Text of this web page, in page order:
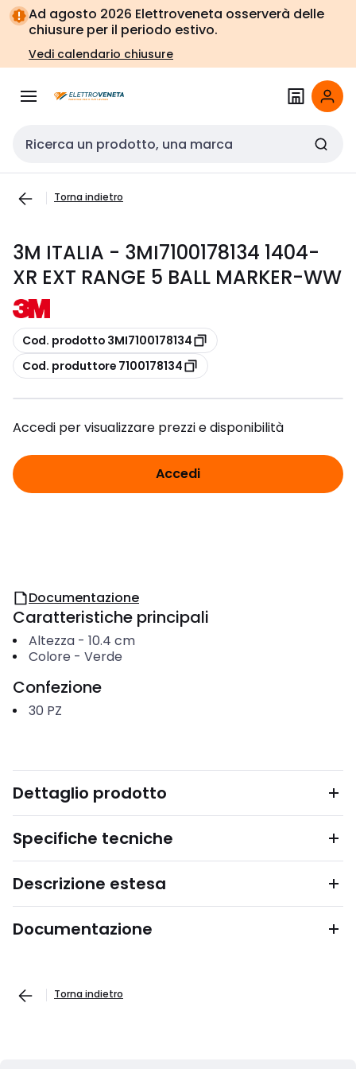
Vai alla
navigazione
Vai
alla
pagina
Ad agosto 2026 Elettroveneta osserverà delle
chiusure per il periodo estivo.
Vedi calendario chiusure
Cerca input
Torna indietro
3M ITALIA - 3MI7100178134 1404-
XR EXT RANGE 5 BALL MARKER-WW
copia
Cod. prodotto 3MI7100178134
copia
Cod. produttore 7100178134
Accedi per visualizzare prezzi e disponibilità
Accedi
Documentazione
Caratteristiche principali
Altezza- 10.4 cm
Colore - Verde
Confezione
30 PZ
Dettaglio prodotto
Specifiche tecniche
Descrizione estesa
Documentazione
Torna indietro